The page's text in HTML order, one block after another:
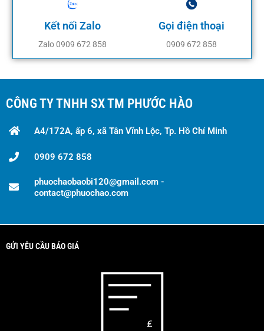
Kết nối Zalo
Zalo 0909 672 858
Gọi điện thoại
0909 672 858
CÔNG TY TNHH SX TM PHƯỚC HÀO
A4/172A, ấp 6, xã Tân Vĩnh Lộc, Tp. Hồ Chí Minh
0909 672 858
phuochaobaobi120@gmail.com -
contact@phuochao.com
GỬI YÊU CẦU BÁO GIÁ